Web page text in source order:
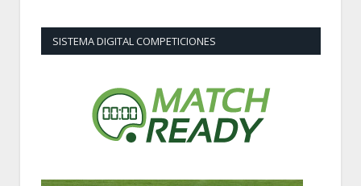
SISTEMA DIGITAL COMPETICIONES